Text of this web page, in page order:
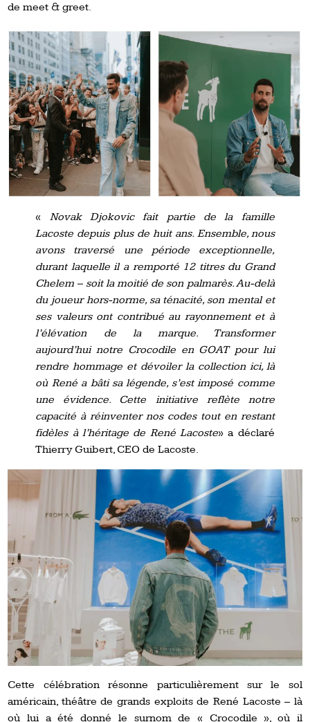
de meet & greet.
« Novak Djokovic fait partie de la famille
Lacoste depuis plus de huit ans. Ensemble, nous
avons traversé une période exceptionnelle,
durant laquelle il a remporté 12 titres du Grand
Chelem – soit la moitié de son palmarès. Au-delà
du joueur hors-norme, sa ténacité, son mental et
ses valeurs ont contribué au rayonnement et à
l’élévation de la marque. Transformer
aujourd’hui notre Crocodile en GOAT pour lui
rendre hommage et dévoiler la collection ici, là
où René a bâti sa légende, s’est imposé comme
une évidence. Cette initiative reflète notre
capacité à réinventer nos codes tout en restant
fidèles à l’héritage de René Lacoste» a déclaré
Thierry Guibert, CEO de Lacoste.
Cette célébration résonne particulièrement sur le sol
américain, théâtre de grands exploits de René Lacoste – là
où lui a été donné le surnom de « Crocodile », où il